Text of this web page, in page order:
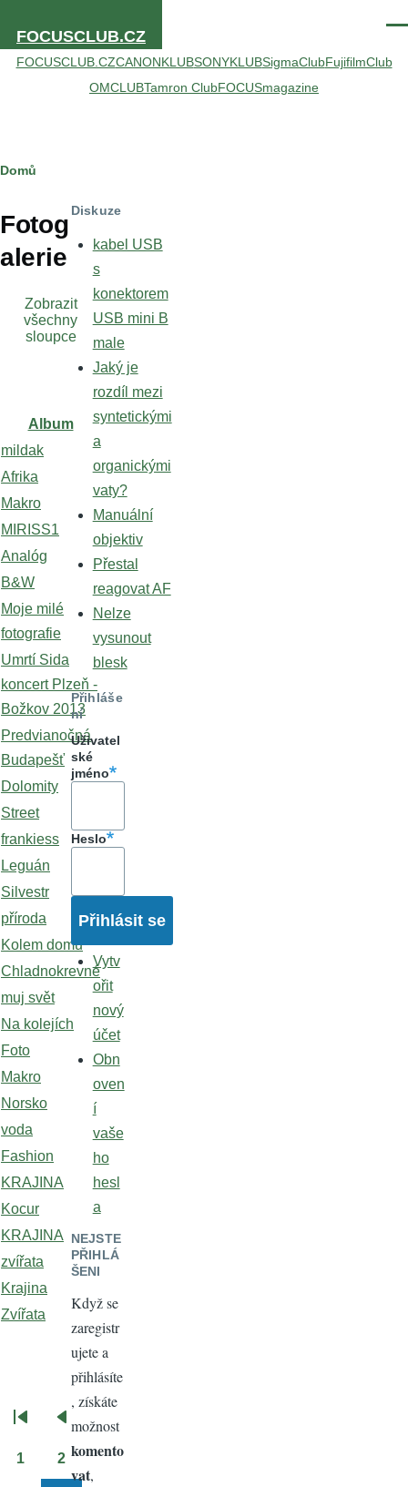
FOCUSCLUB.CZ
FOCUSCLUB.CZCANONKLUBSONYKLUBSigmaClubFujifilmClub
OMCLUBTamron ClubFOCUSmagazine
Drobečková
navigace
Domů
Fotog
alerie
Zobrazit
všechny
sloupce
Album
mildak
Afrika
Makro
MIRISS1
Analóg
B&W
Moje milé
fotografie
Umrtí Sida
koncert Plzeň -
Božkov 2013
Predvianočná
Budapešť
Dolomity
Street
frankiess
Leguán
Silvestr
příroda
Kolem domu
Chladnokrevné
muj svět
Na kolejích
Foto
Makro
Norsko
voda
Fashion
KRAJINA
Kocur
KRAJINA
zvířata
Krajina
Zvířata
Pagination
page
Předchozí
stránka
Stránka
1
Stránka
2
Diskuze
kabel USB
s
konektorem
USB mini B
male
Jaký je
rozdíl mezi
syntetickými
a
organickými
vaty?
Manuální
objektiv
Přestal
reagovat AF
Nelze
vysunout
blesk
Přihláše
ní
Uživatel
ské
jméno
Heslo
Vytv
ořit
nový
účet
Obn
oven
í
vaše
ho
hesl
a
NEJSTE
PŘIHLÁ
ŠENI
Když se
zaregistr
ujete a
přihlásíte
, získáte
možnost
komento
vat,